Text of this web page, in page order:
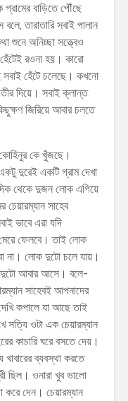
বাড়িতে পৌঁছে
তারাতারি সবাই পালান
শুনে অনিচ্ছা সত্ত্বেও
রওনা হয়। কারো
সবাই হেঁটে চলেছে। কখনো
দিয়ে। সবাই ক্লান্ত
জিরিয়ে আবার চলতে
কে খুঁজছে।
দুরেই একটি গ্রাম দেখা
থেকে দুজন লোক এগিয়ে
সাহেব
ভাবে এরা যদি
ফেলবে। তাই লোক
না। লোক দুটো চলে যায়।
আবার আসে। বলে-
সাহেবই আপনাদের
কপালে যা আছে তাই
সত্যি ওটা এক চেয়ারম্যান
কাচারি ঘরে বসতে দেয়।
ব্যবস্থা করতে
ছিল। ওনারা খুব ভালো
করে দেন। চেয়ারম্যান